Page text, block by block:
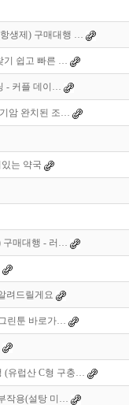
항생제) 구매대행 …
기 쉽고 빠른 …
- 커플 데이…
암 완치된 조…
는 약국
구매대행 - 러…
려드릴게요
린툰 바로가…
(유럽산 C형 구충…
작용(설탕 미…